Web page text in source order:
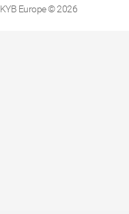
KYB Europe © 2026